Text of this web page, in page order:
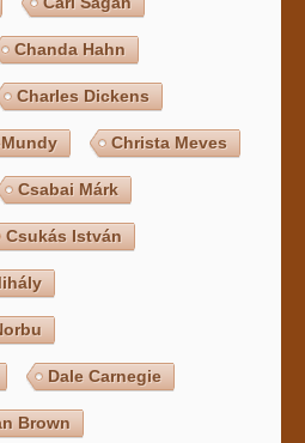
Chanda Hahn
Charles Dickens
Christa Meves
Csabai Márk
Csukás István
Dale Carnegie
Brown